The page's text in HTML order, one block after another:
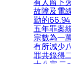
故障及電
勤的
五年罪案
宗數為一
有所減少
罪共錄得